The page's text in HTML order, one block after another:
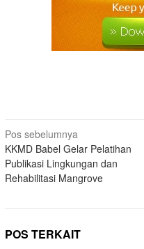
Pos sebelumnya
KKMD Babel Gelar Pelatihan
Publikasi Lingkungan dan
Rehabilitasi Mangrove
POS TERKAIT